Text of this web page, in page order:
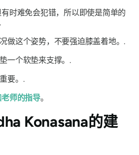
时难免会犯错，所以即使是简单的
做这个姿势，不要强迫膝盖着地。.
一个软垫来支撑。.
要。.
师的指导。
Konasana的建